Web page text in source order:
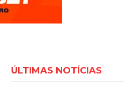
ÚLTIMAS NOTÍCIAS